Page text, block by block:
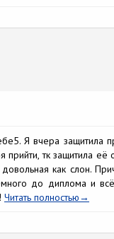
Я вчера защитила
тк защитила
как слон.
до диплома и
Читать полностью